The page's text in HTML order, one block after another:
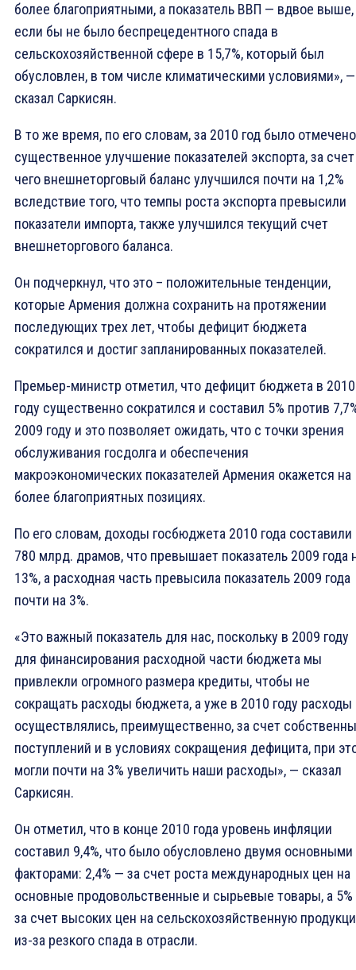
более благоприятными, а показатель ВВП — вдвое выше,
если бы не было беспрецедентного спада в
сельскохозяйственной сфере в 15,7%, который был
обусловлен, в том числе климатическими условиями», —
сказал Саркисян.
В то же время, по его словам, за 2010 год было отмечено
существенное улучшение показателей экспорта, за счет
чего внешнеторговый баланс улучшился почти на 1,2%
вследствие того, что темпы роста экспорта превысили
показатели импорта, также улучшился текущий счет
внешнеторгового баланса.
Он подчеркнул, что это – положительные тенденции,
которые Армения должна сохранить на протяжении
последующих трех лет, чтобы дефицит бюджета
сократился и достиг запланированных показателей.
Премьер-министр отметил, что дефицит бюджета в 2010
году существенно сократился и составил 5% против
2009 году и это позволяет ожидать, что с точки зрения
обслуживания госдолга и обеспечения
макроэкономических показателей Армения окажется на
более благоприятных позициях.
По его словам, доходы госбюджета 2010 года составили
780 млрд. драмов, что превышает показатель 2009 года
13%, а расходная часть превысила показатель 2009 года
почти на 3%.
«Это важный показатель для нас, поскольку в 2009 году
для финансирования расходной части бюджета мы
привлекли огромного размера кредиты, чтобы не
сокращать расходы бюджета, а уже в 2010 году расходы
осуществлялись, преимущественно, за счет
поступлений и в условиях сокращения дефицита, при
могли почти на 3% увеличить наши расходы», — сказал
Саркисян.
Он отметил, что в конце 2010 года уровень инфляции
составил 9,4%, что было обусловлено двумя основными
факторами: 2,4% — за счет роста международных цен на
основные продовольственные и сырьевые товары, а
за счет высоких цен на сельскохозяйственную
из-за резкого спада в отрасли.